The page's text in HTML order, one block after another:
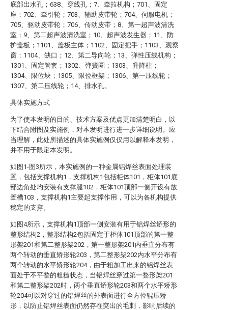
底部出水孔；638、穿线孔；7、牵拉机构；701、固定
座；702、牵引轮；703、辅助皮带轮；704、伺服电机；
705、驱动皮带轮；706、传动皮带；8、第一超声波清洗
室；9、第二超声波清洗室；10、超声波发生器；11、防
护盖板；1101、盖板主体；1102、固定把手；1103、观察
窗；1104、缺口；12、第二导向轮；13、弹性压线机构；
1301、固定管套；1302、弹簧圈；1303、升降柱；
1304、限位块；1305、限位框架；1306、第一压线轮；
1307、第二压线轮；14、排水孔。
具体实施方式
为了使本发明的目的、技术方案及优点更加清楚明白，以
下结合附图及实施例，对本发明进行进一步详细说明。应
当理解，此处所描述的具体实施例仅仅用以解释本发明，
并不用于限定本发明。
如图1-图3所示，本实施例的一种金属铝焊丝表面处理装
置，包括支撑机构1，支撑机构1包括柜体101，柜体101底
部边角处均安装有支撑腿102，柜体101顶部一侧开设有放
置槽103，支撑机构1主要起支撑作用，可以为各机构提供
稳定的支撑。
如图4所示，支撑机构1顶部一侧安装有用于铝焊丝矫形的
整形结构2，整形结构2包括固定于柜体101顶部的第一整
形架201和第二整形架202，第一整形架201内垂直分布有
两个转动的垂直矫形轮203，第二整形架202内水平分布有
两个转动的水平矫形轮204，由于粗加工出来的铝焊丝表
面处于不平整的粗糙状态，当铝焊丝穿过第一整形架201
和第二整形架202时，两个垂直矫形轮203和两个水平矫形
轮204可以对穿过的铝焊丝的外表面进行全方位辊压矫
形，以防止铝焊丝表面仍然存在突出的毛刺，影响后续的